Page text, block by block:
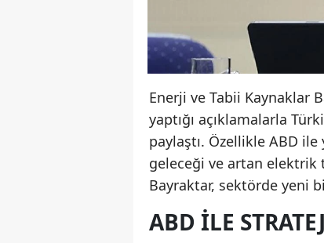
Enerji ve Tabii Kaynaklar
yaptığı açıklamalarla
paylaştı. Özellikle ABD
geleceği ve artan
Bayraktar, sektörde yeni
ABD ILE